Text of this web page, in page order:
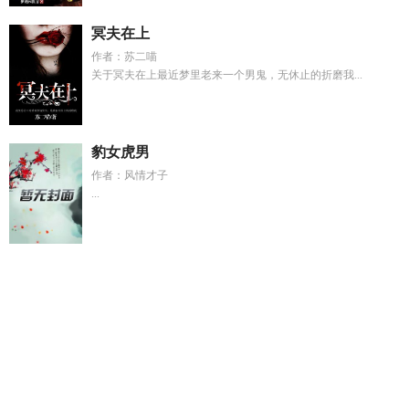
冥夫在上
作者：苏二喵
关于冥夫在上最近梦里老来一个男鬼，无休止的折磨我...
豹女虎男
作者：风情才子
...